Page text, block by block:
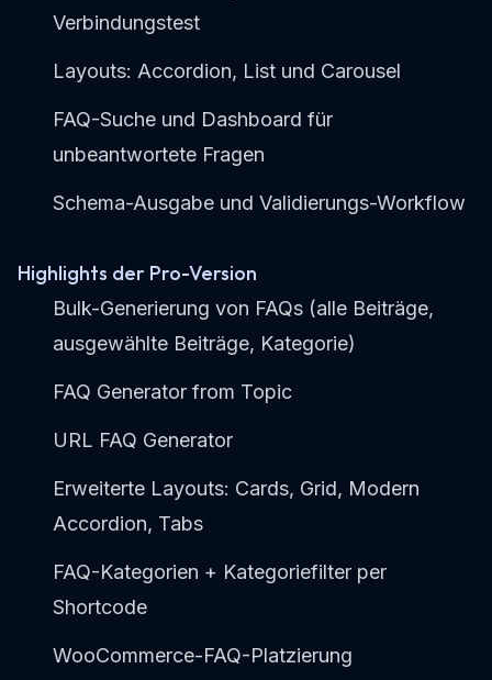
Verbindungstest
Layouts: Accordion, List und Carousel
FAQ-Suche und Dashboard für
unbeantwortete Fragen
Schema-Ausgabe und Validierungs-Workflow
Highlights der Pro-Version
Bulk-Generierung von FAQs (alle Beiträge,
ausgewählte Beiträge, Kategorie)
FAQ Generator from Topic
URL FAQ Generator
Erweiterte Layouts: Cards, Grid, Modern
Accordion, Tabs
FAQ-Kategorien + Kategoriefilter per
Shortcode
WooCommerce-FAQ-Platzierung